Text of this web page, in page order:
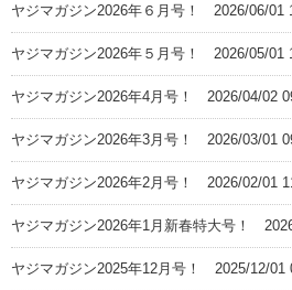
ヤジマガジン2026年６月号！ 2026/06/01
ヤジマガジン2026年５月号！ 2026/05/01
ヤジマガジン2026年4月号！ 2026/04/02
ヤジマガジン2026年3月号！ 2026/03/01
ヤジマガジン2026年2月号！ 2026/02/01
ヤジマガジン2026年1月新春特大号！
ヤジマガジン2025年12月号！ 2025/12/01